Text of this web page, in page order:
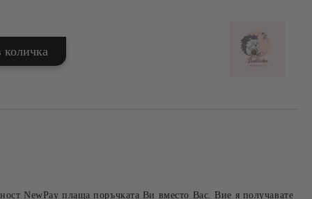
NewPay плаща поръчката Ви вместо Вас. Вие я получавате